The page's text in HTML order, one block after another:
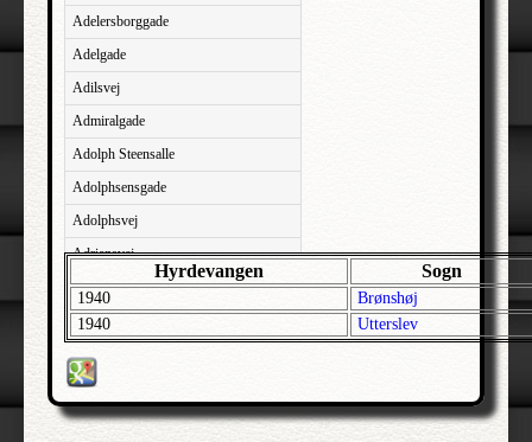
Adelersborggade
Adelgade
Adilsvej
Admiralgade
Adolph Steensalle
Adolphsensgade
Adolphsvej
Adriansvej
Aftenbakken
Agavevej
Agerlandsvej
Agermosen
Agerskovvej
Hyrdevangen Sogn
1940
Brønshøj
1940
Utterslev